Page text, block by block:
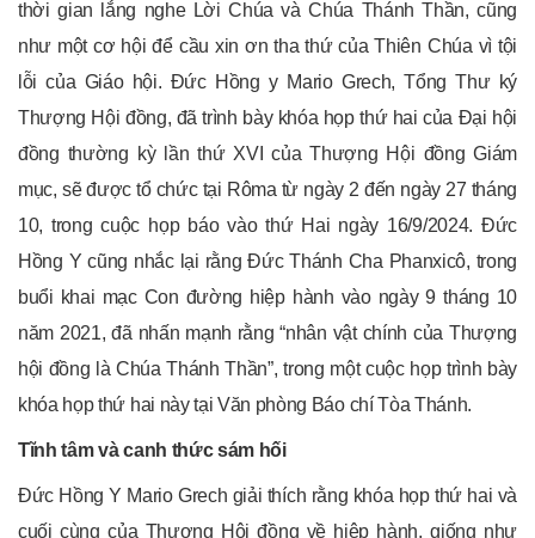
thời gian lắng nghe Lời Chúa và Chúa Thánh Thần, cũng
như một cơ hội để cầu xin ơn tha thứ của Thiên Chúa vì tội
lỗi của Giáo hội. Đức Hồng y Mario Grech, Tổng Thư ký
Thượng Hội đồng, đã trình bày khóa họp thứ hai của Đại hội
đồng thường kỳ lần thứ XVI của Thượng Hội đồng Giám
mục, sẽ được tổ chức tại Rôma từ ngày 2 đến ngày 27 tháng
10, trong cuộc họp báo vào thứ Hai ngày 16/9/2024. Đức
Hồng Y cũng nhắc lại rằng Đức Thánh Cha Phanxicô, trong
buổi khai mạc Con đường hiệp hành vào ngày 9 tháng 10
năm 2021, đã nhấn mạnh rằng “nhân vật chính của Thượng
hội đồng là Chúa Thánh Thần”, trong một cuộc họp trình bày
khóa họp thứ hai này tại Văn phòng Báo chí Tòa Thánh.
Tĩnh tâm và canh thức sám hối
Đức Hồng Y Mario Grech giải thích rằng khóa họp thứ hai và
cuối cùng của Thượng Hội đồng về hiệp hành, giống như